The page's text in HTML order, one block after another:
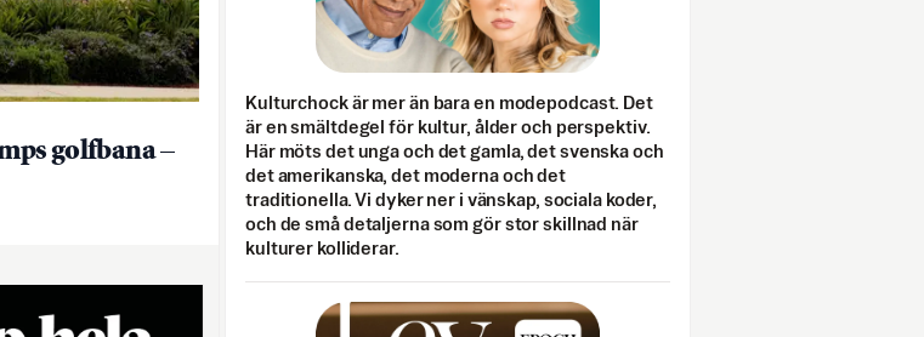
golfbana –
Kulturchock är mer än bara en modepodcast. Det
är en smältdegel för kultur, ålder och perspektiv.
Här möts det unga och det gamla, det svenska och
det amerikanska, det moderna och det
traditionella. Vi dyker ner i vänskap, sociala koder,
och de små detaljerna som gör stor skillnad när
kulturer kolliderar.